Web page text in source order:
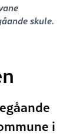
skule.
i